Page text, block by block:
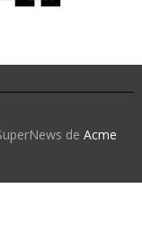
de Acme